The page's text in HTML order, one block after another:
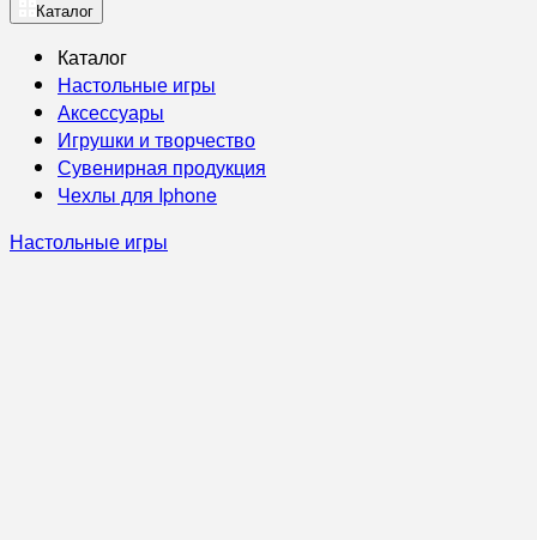
Каталог
Каталог
Настольные игры
Аксессуары
Игрушки и творчество
Сувенирная продукция
Чехлы для Iphone
Настольные игры